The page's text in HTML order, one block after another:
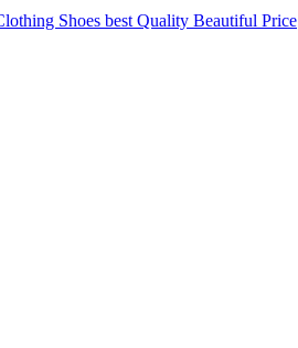
Shoes best Quality Beautiful Price